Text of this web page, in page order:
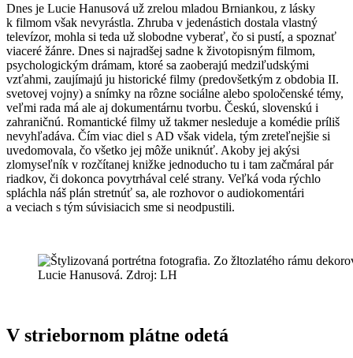
Dnes je Lucie Hanusová už zrelou mladou Brniankou, z lásky
k filmom však nevyrástla. Zhruba v jedenástich dostala vlastný
televízor, mohla si teda už slobodne vyberať, čo si pustí, a spoznať
viaceré žánre. Dnes si najradšej sadne k životopisným filmom,
psychologickým drámam, ktoré sa zaoberajú medziľudskými
vzťahmi, zaujímajú ju historické filmy (predovšetkým z obdobia II.
svetovej vojny) a snímky na rôzne sociálne alebo spoločenské témy,
veľmi rada má ale aj dokumentárnu tvorbu. Českú, slovenskú i
zahraničnú. Romantické filmy už takmer nesleduje a komédie príliš
nevyhľadáva. Čím viac diel s AD však videla, tým zreteľnejšie si
uvedomovala, čo všetko jej môže uniknúť. Akoby jej akýsi
zlomyseľník v rozčítanej knižke jednoducho tu i tam začmáral pár
riadkov, či dokonca povytrhával celé strany. Veľká voda rýchlo
spláchla náš plán stretnúť sa, ale rozhovor o audiokomentári
a veciach s tým súvisiacich sme si neodpustili.
Lucie Hanusová. Zdroj: LH
V striebornom plátne odetá